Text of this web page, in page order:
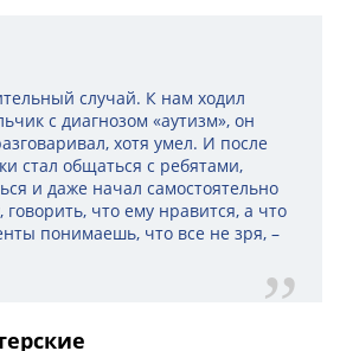
случай. К нам ходил
с диагнозом «аутизм», он
хотя умел. И после
стал общаться с ребятами,
и даже начал самостоятельно
что ему нравится, а что
понимаешь, что все не зря, –